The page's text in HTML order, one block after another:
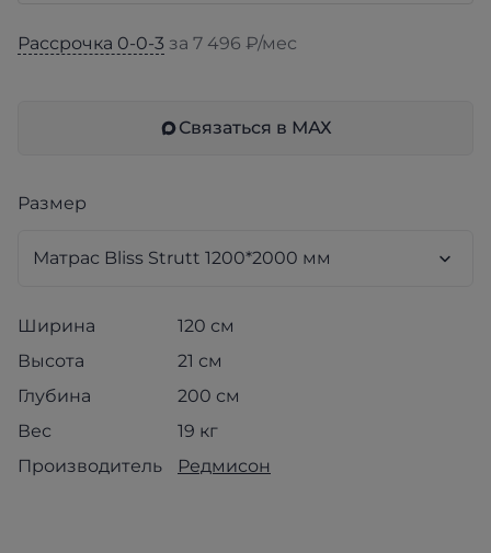
Рассрочка 0-0-3 за 7 496 ₽/мес
Связаться в МАХ
Размер
Ширина
120 см
Высота
21 см
Глубина
200 см
Вес
19 кг
Производитель
Редмисон